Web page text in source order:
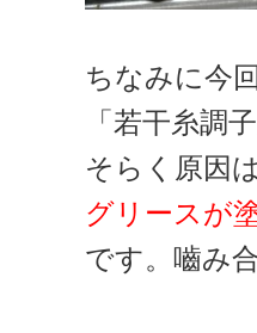
ちなみに今
「若干糸調
そらく原因
グリースが
です。嚙み